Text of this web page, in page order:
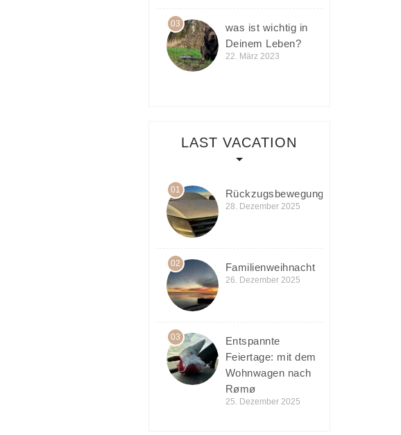
03
was ist wichtig in
Deinem Leben?
22. März 2023
LAST VACATION
01 Rückzugsbewegung
28. Dezember 2025
02 Familienweihnacht
26. Dezember 2025
03
Entspannte
Feiertage: mit dem
Wohnwagen nach
Rømø
25. Dezember 2025